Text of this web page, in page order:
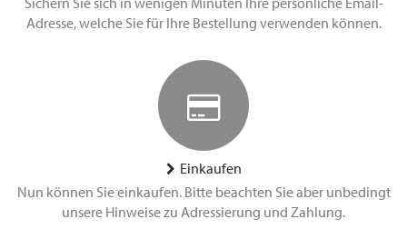
Adresse, welche Sie für Ihre Bestellung verwenden können.
Einkaufen
Nun können Sie einkaufen. Bitte beachten Sie aber unbedingt
unsere Hinweise zu Adressierung und Zahlung.